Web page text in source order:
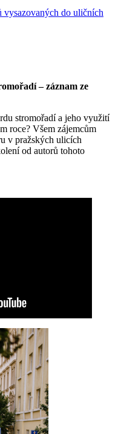
do uličních
– záznam ze
stromořadí a jeho využití
roce? Všem zájemcům
v pražských ulicích
od autorů tohoto